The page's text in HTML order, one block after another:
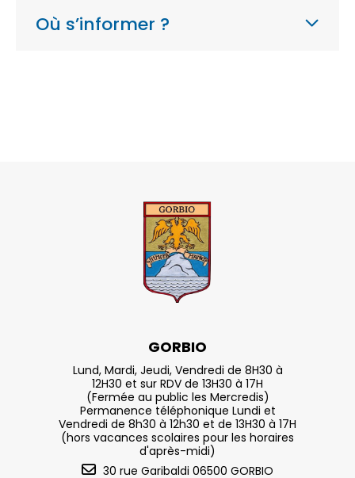
Où s’informer ?
GORBIO
Lund, Mardi, Jeudi, Vendredi de 8H30 à
12H30 et sur RDV de 13H30 à 17H
(Fermée au public les Mercredis)
Permanence téléphonique Lundi et
Vendredi de 8h30 à 12h30 et de 13H30 à 17H
(hors vacances scolaires pour les horaires
d'après-midi)
30 rue Garibaldi 06500 GORBIO